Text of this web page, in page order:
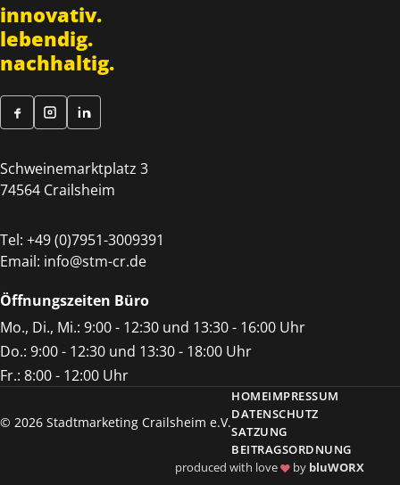
innovativ.
lebendig.
nachhaltig.
Schweinemarktplatz 3
74564 Crailsheim
Tel: +49 (0)7951-3009391
Email: info@stm-cr.de
Öffnungszeiten Büro
Mo., Di., Mi.: 9:00 - 12:30 und 13:30 - 16:00 Uhr
Do.: 9:00 - 12:30 und 13:30 - 18:00 Uhr
Fr.: 8:00 - 12:00 Uhr
© 2026 Stadtmarketing Crailsheim e.V.
HOMEIMPRESSUM
DATENSCHUTZ
SATZUNG
BEITRAGSORDNUNG
produced with love♥ by bluWORX